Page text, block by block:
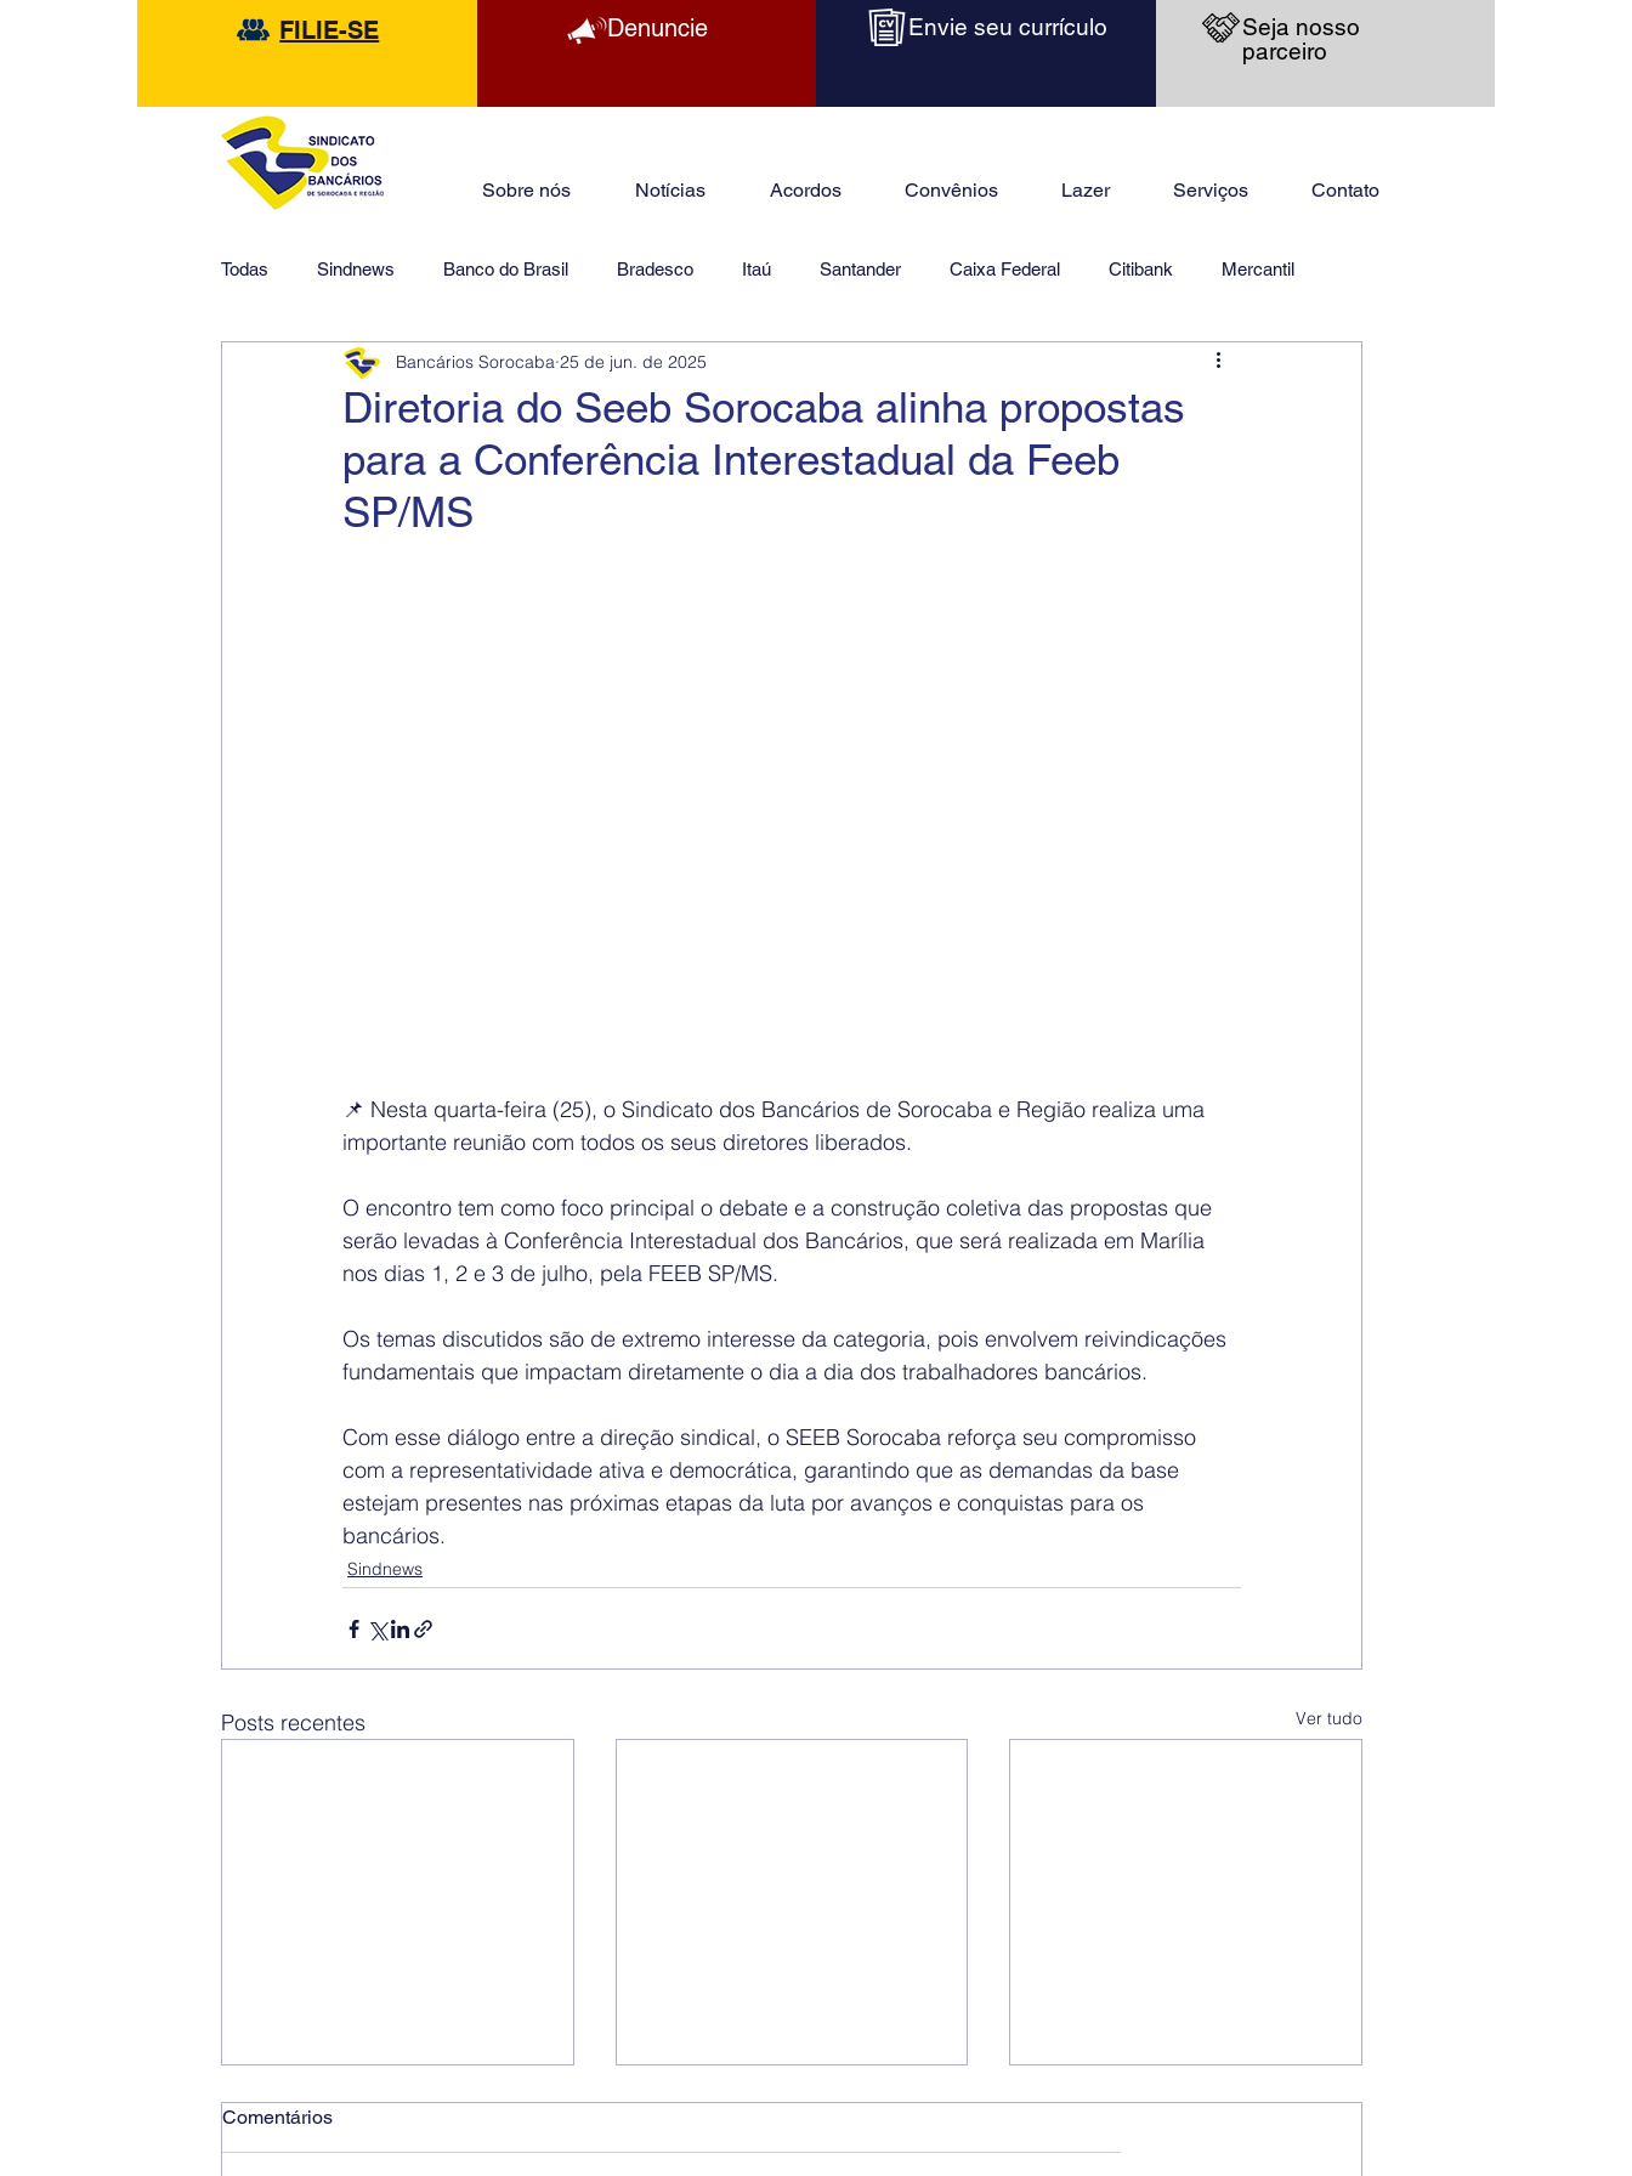
FILIE-SE Denuncie Envie seu currículo
Seja nosso
parceiro
Sobre nós Notícias Acordos Convênios Lazer Serviços Contato
Todas Sindnews Banco do Brasil Bradesco Itaú Santander Caixa Federal Citibank Mercantil
HSBC Financeiras Jurídico
Diretoria do Seeb Sorocaba alinha propostas
para a Conferência Interestadual da Feeb
SP/MS
Bancários Sorocaba 25 de jun. de 2025
📌 Nesta quarta-feira (25), o Sindicato dos Bancários de Sorocaba e Região realiza uma
importante reunião com todos os seus diretores liberados.
O encontro tem como foco principal o debate e a construção coletiva das propostas que
serão levadas à Conferência Interestadual dos Bancários, que será realizada em Marília
nos dias 1, 2 e 3 de julho, pela FEEB SP/MS.
Os temas discutidos são de extremo interesse da categoria, pois envolvem reivindicações
fundamentais que impactam diretamente o dia a dia dos trabalhadores bancários.
Com esse diálogo entre a direção sindical, o SEEB Sorocaba reforça seu compromisso
com a representatividade ativa e democrática, garantindo que as demandas da base
estejam presentes nas próximas etapas da luta por avanços e conquistas para os
bancários.
Sindnews
Posts recentes Ver tudo
Comentários